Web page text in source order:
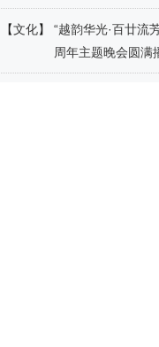
【文化】
“越韵华光·百廿流
周年主题晚会圆满